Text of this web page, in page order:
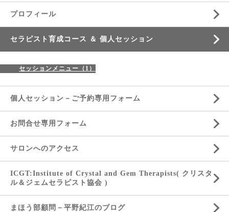
プロフィール
セラピスト育成コース ＆ 個人セッション
セッションメニュー（1）
個人セッション－ご予約専用フォーム
お問合せ専用フォーム
サロンへのアクセス
ICGT:Institute of Crystal and Gem Therapists( クリスタ
ル＆ジェムセラピスト協会 )
まほう部顧問－平野紀江のブログ